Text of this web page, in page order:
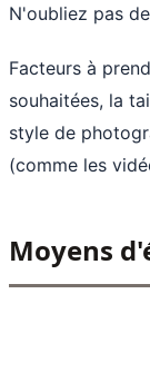
N'oubliez pas
Facteurs à
souhaitées, la
style de
(comme les
Moyens